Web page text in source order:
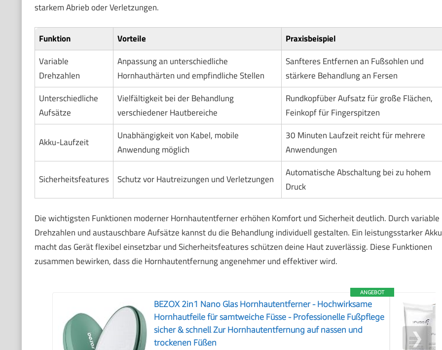
starkem Abrieb oder Verletzungen.
Funktion Vorteile
Praxisbeispiel
Variable
Drehzahlen
Anpassung an unterschiedliche
Hornhauthärten und empfindliche Stellen
Sanfteres Entfernen an Fußsohlen und
stärkere Behandlung an Fersen
Unterschiedliche
Aufsätze
Vielfältigkeit bei der Behandlung
verschiedener Hautbereiche
Rundkopfüber Aufsatz für große Flächen,
Feinkopf für Fingerspitzen
Akku-Laufzeit
Unabhängigkeit von Kabel, mobile
Anwendung möglich
30 Minuten Laufzeit reicht für mehrere
Anwendungen
Sicherheitsfeatures Schutz vor Hautreizungen und Verletzungen
Automatische Abschaltung bei zu hohem
Druck
Die wichtigsten Funktionen moderner Hornhautentferner erhöhen Komfort und Sicherheit deutlich. Durch variable
Drehzahlen und austauschbare Aufsätze kannst du die Behandlung individuell gestalten. Ein leistungsstarker Akku
macht das Gerät flexibel einsetzbar und Sicherheitsfeatures schützen deine Haut zuverlässig. Diese Funktionen
zusammen bewirken, dass die Hornhautentfernung angenehmer und effektiver wird.
ANGEBOT
BEZOX 2in1 Nano Glas Hornhautentferner - Hochwirksame
Hornhautfeile für samtweiche Füsse - Professionelle Fußpflege
sicher & schnell Zur Hornhautentfernung auf nassen und
trockenen Füßen
❯